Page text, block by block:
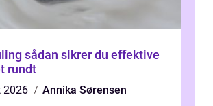
effektive
rundt
2026
Annika Sørensen